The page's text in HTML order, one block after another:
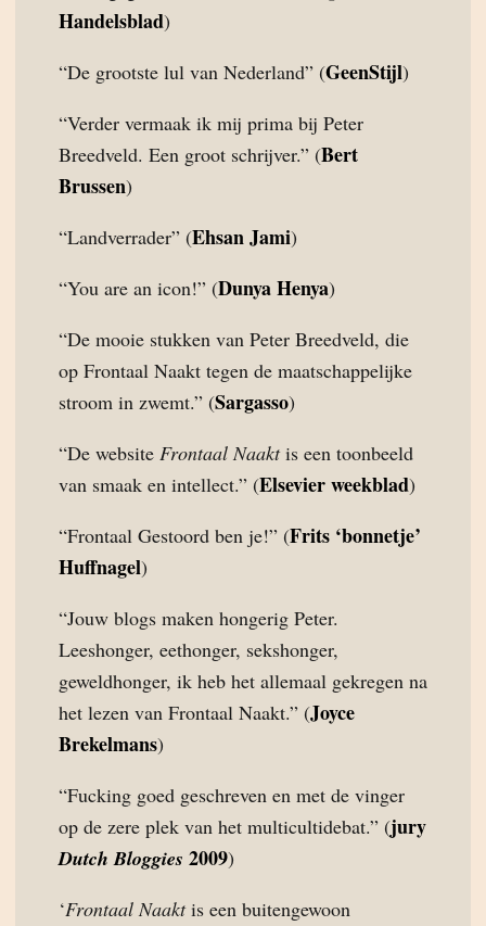
Handelsblad)
“De grootste lul van Nederland” (GeenStijl)
“Verder vermaak ik mij prima bij Peter
Breedveld. Een groot schrijver.” (Bert
Brussen)
“Landverrader” (Ehsan Jami)
“You are an icon!” (Dunya Henya)
“De mooie stukken van Peter Breedveld, die
op Frontaal Naakt tegen de maatschappelijke
stroom in zwemt.” (Sargasso)
“De website Frontaal Naaktis een toonbeeld
van smaak en intellect.” (Elsevier weekblad)
“Frontaal Gestoord ben je!” (Frits ‘bonnetje’
Huffnagel)
“Jouw blogs maken hongerig Peter.
Leeshonger, eethonger, sekshonger,
geweldhonger, ik heb het allemaal gekregen na
het lezen van Frontaal Naakt.” (Joyce
Brekelmans)
“Fucking goed geschreven en met de vinger
op de zere plek van het multicultidebat.” (jury
Dutch Bloggies 2009)
‘Frontaal Naaktis een buitengewoon